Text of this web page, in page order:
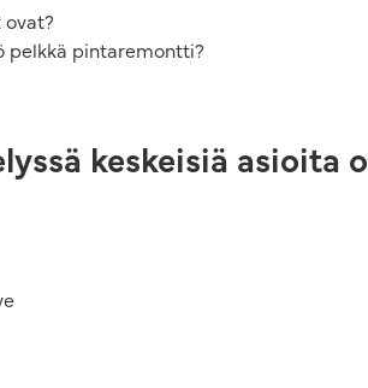
pelkkä pintaremontti?
keskeisiä asioita